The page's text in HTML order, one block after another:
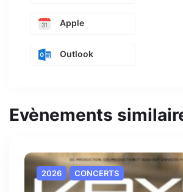
Apple
Outlook
Evènements
2026 CONCERTS